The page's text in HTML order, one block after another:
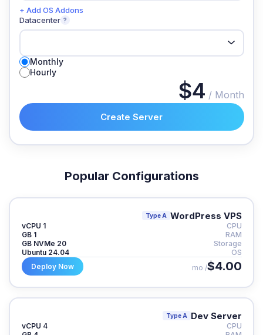
+ Add OS Addons
Datacenter ?
Monthly
Hourly
$4 / Month
Create Server
Popular Configurations
WordPress VPS
Type A
CPU
1 vCPU
RAM
1 GB
Storage
20 GB NVMe
OS
Ubuntu 24.04
$4.00
/ mo
Deploy Now
Dev Server
Type A
CPU
4 vCPU